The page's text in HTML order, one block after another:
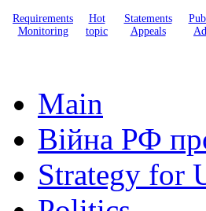
Requirements
Monitoring
Hot
topic
Statements
Appeals
Main
Війна РФ
Strategy for